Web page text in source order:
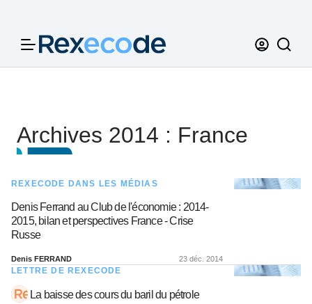
Archives 2014 : France
REXECODE DANS LES MÉDIAS
Denis Ferrand au Club de l'économie : 2014-
2015, bilan et perspectives France - Crise
Russe
Denis FERRAND 23 déc. 2014
LETTRE DE REXECODE
La baisse des cours du baril du pétrole